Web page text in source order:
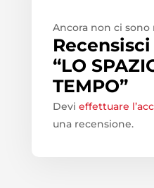
Ancora non ci sono
“LO
TEMPO”
Devi effettuare
una recensione.